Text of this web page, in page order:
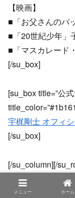
【映画】
■「お父さんのバ
■「20世紀少年」
■「マスカレード
[/su_box]
[su_box title=”公
宇梶剛士 オフィ
[/su_box]
[/su_column][/
メニュー ホーム